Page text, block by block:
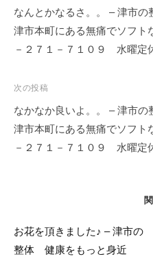
稿
ナ
ビ
ー
シ
ョ
ン
なんとかなるさ。。 – 津市
津市本町にある無痛でソフ
－２７１－７１０９ 水曜定
次の投稿
なかなか良いよ。。 – 津市
津市本町にある無痛でソフ
－２７１－７１０９ 水曜定
お花を頂きました♪ – 津市の
整体 健康をもっと身近